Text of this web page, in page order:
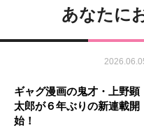
あなたに
ギャグ漫画の鬼才・上野顕
太郎が６年ぶりの新連載開
始！